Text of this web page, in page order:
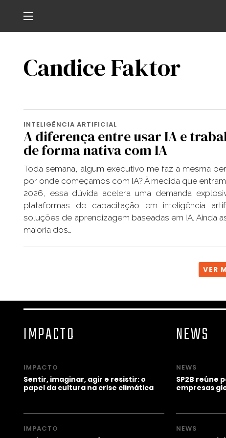
Candice Faktor
INTELIGÊNCIA ARTIFICIAL
A diferença entre usar IA e
de forma nativa com IA
Toda semana, algum executivo me faz a mesma
por onde começamos com IA? À medida que
2026, essa dúvida acelera uma demanda
plataformas de capacitação em inteligência
soluções de aprendizagem baseadas em IA. Ainda
maioria dos…
VER
IMPACTO
IMPACTO
Sentir, imaginar, agir e resistir: o
papel da cultura na crise climática
IMPACTO
NEWS
NEWS
SP2B reúne
empresas
NEWS